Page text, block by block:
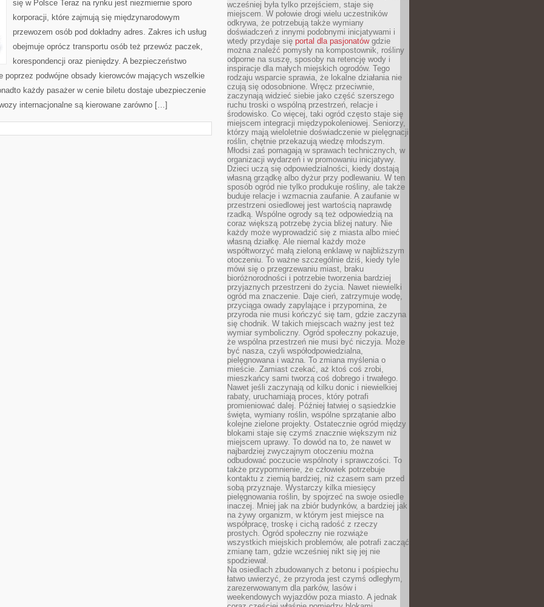
ZWIĄZANE
RÓŻNYMI
WSZELKICH
GAŁĘZI
PRZEMYSŁU
się w Polsce Teraz na rynku jest niezmiernie sporo
korporacji, które zajmują się międzynarodowym
przewozem osób pod dokładny adres. Zakres ich usług
obejmuje oprócz transportu osób też przewóz paczek,
korespondencji oraz pieniędzy. A bezpieczeństwo
poprzez podwójne obsady kierowców mających wszelkie
każdy pasażer w cenie biletu dostaje ubezpieczenie
internacjonalne są kierowane zarówno […]
wcześniej była tylko przejściem, staje się
miejscem. W połowie drogi wielu uczestników
odkrywa, że potrzebują także wymiany
doświadczeń z innymi podobnymi inicjatywami i
wtedy przydaje się portal dla pasjonatówgdzie
można znaleźć pomysły na kompostownik, rośliny
odporne na suszę, sposoby na retencję wody i
inspiracje dla małych miejskich ogrodów. Tego
rodzaju wsparcie sprawia, że lokalne działania nie
czują się odosobnione. Wręcz przeciwnie,
zaczynają widzieć siebie jako część szerszego
ruchu troski o wspólną przestrzeń, relacje i
środowisko. Co więcej, taki ogród często staje się
miejscem integracji międzypokoleniowej. Seniorzy,
którzy mają wieloletnie doświadczenie w pielęgnacji
roślin, chętnie przekazują wiedzę młodszym.
Młodsi zaś pomagają w sprawach technicznych, w
organizacji wydarzeń i w promowaniu inicjatywy.
Dzieci uczą się odpowiedzialności, kiedy dostają
własną grządkę albo dyżur przy podlewaniu. W ten
sposób ogród nie tylko produkuje rośliny, ale także
buduje relacje i wzmacnia zaufanie. A zaufanie w
przestrzeni osiedlowej jest wartością naprawdę
rzadką. Wspólne ogrody są też odpowiedzią na
coraz większą potrzebę życia bliżej natury. Nie
każdy może wyprowadzić się z miasta albo mieć
własną działkę. Ale niemal każdy może
współtworzyć małą zieloną enklawę w najbliższym
otoczeniu. To ważne szczególnie dziś, kiedy tyle
mówi się o przegrzewaniu miast, braku
bioróżnorodności i potrzebie tworzenia bardziej
przyjaznych przestrzeni do życia. Nawet niewielki
ogród ma znaczenie. Daje cień, zatrzymuje wodę,
przyciąga owady zapylające i przypomina, że
przyroda nie musi kończyć się tam, gdzie zaczyna
się chodnik. W takich miejscach ważny jest też
wymiar symboliczny. Ogród społeczny pokazuje,
że wspólna przestrzeń nie musi być niczyja. Może
być nasza, czyli współodpowiedzialna,
pielęgnowana i ważna. To zmiana myślenia o
mieście. Zamiast czekać, aż ktoś coś zrobi,
mieszkańcy sami tworzą coś dobrego i trwałego.
Nawet jeśli zaczynają od kilku donic i niewielkiej
rabaty, uruchamiają proces, który potrafi
promieniować dalej. Później łatwiej o sąsiedzkie
święta, wymiany roślin, wspólne sprzątanie albo
kolejne zielone projekty. Ostatecznie ogród między
blokami staje się czymś znacznie większym niż
miejscem uprawy. To dowód na to, że nawet w
najbardziej zwyczajnym otoczeniu można
odbudować poczucie wspólnoty i sprawczości. To
także przypomnienie, że człowiek potrzebuje
kontaktu z ziemią bardziej, niż czasem sam przed
sobą przyznaje. Wystarczy kilka miesięcy
pielęgnowania roślin, by spojrzeć na swoje osiedle
inaczej. Mniej jak na zbiór budynków, a bardziej jak
na żywy organizm, w którym jest miejsce na
współpracę, troskę i cichą radość z rzeczy
prostych. Ogród społeczny nie rozwiąże
wszystkich miejskich problemów, ale potrafi zacząć
zmianę tam, gdzie wcześniej nikt się jej nie
spodziewał.
Na osiedlach zbudowanych z betonu i pośpiechu
łatwo uwierzyć, że przyroda jest czymś odległym,
zarezerwowanym dla parków, lasów i
weekendowych wyjazdów poza miasto. A jednak